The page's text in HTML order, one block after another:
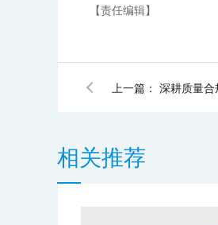
【责任编辑】
上一篇：
相关推荐